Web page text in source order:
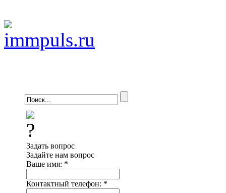
Задать вопрос
Задайте нам вопрос
Ваше имя: *
Контактный телефон: *